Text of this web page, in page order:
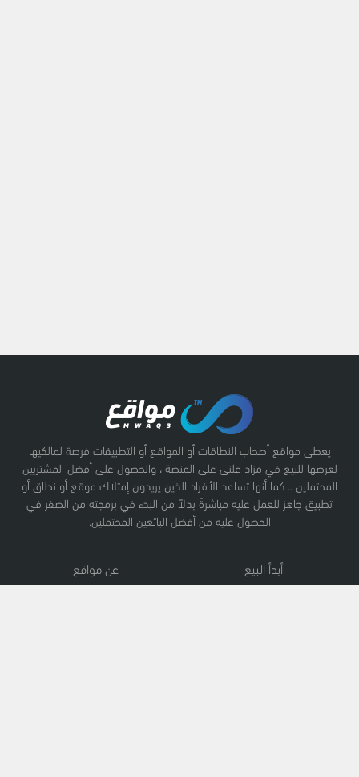
يعطى مواقع أصحاب النطاقات أو المواقع أو التطبيقات فرصة لمالكيها
لعرضها للبيع في مزاد علنى على المنصة ، والحصول على أفضل المشتريين
المحتملين .. كما أنها تساعد الأفراد الذين يريدون إمتلاك موقع أو نطاق أو
تطبيق جاهز للعمل عليه مباشرةً بدلاً من البدء في برمجته من الصفر في
الحصول عليه من أفضل البائعين المحتملين.
أبدأ البيع
عن مواقع